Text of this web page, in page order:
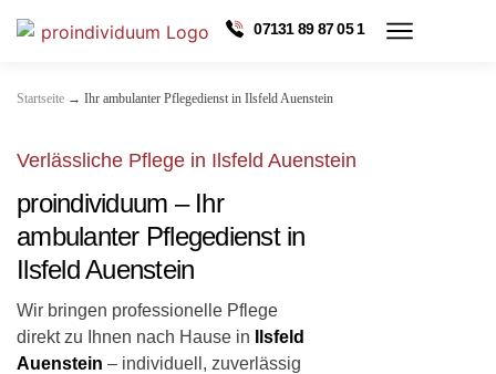
Startseite → Ihr ambulanter Pflegedienst in Ilsfeld Auenstein
07131 89 87 05 1
Verlässliche Pflege in Ilsfeld Auenstein
proindividuum – Ihr
ambulanter Pflegedienst in
Ilsfeld Auenstein
Wir bringen professionelle Pflege
direkt zu Ihnen nach Hause in
Ilsfeld
Auenstein – individuell, zuverlässig